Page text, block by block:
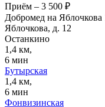
Приём – 3 500 ₽
Добромед на Яблочкова
Яблочкова, д. 12
Останкино
1,4 км,
6 мин
Бутырская
1,4 км,
6 мин
Фонвизинская